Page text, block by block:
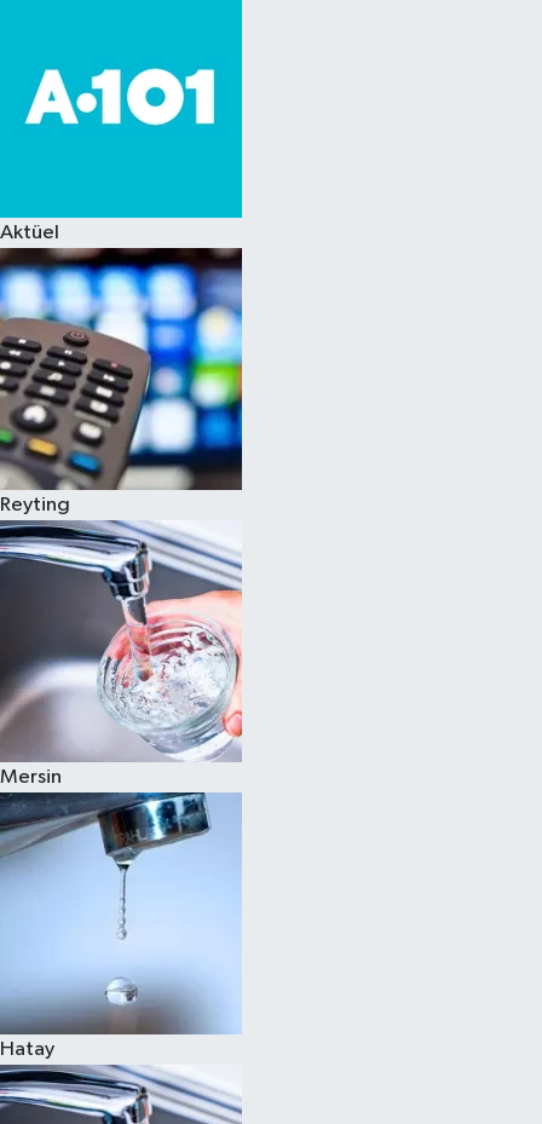
Aktüel
Reyting
Mersin
Hatay